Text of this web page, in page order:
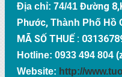
Địa chỉ: 74/41 Đường
Phước, Thành Phố Hồ
MÃ SỐ THUẾ :
Hotline: 0933 494 804
Website: http://